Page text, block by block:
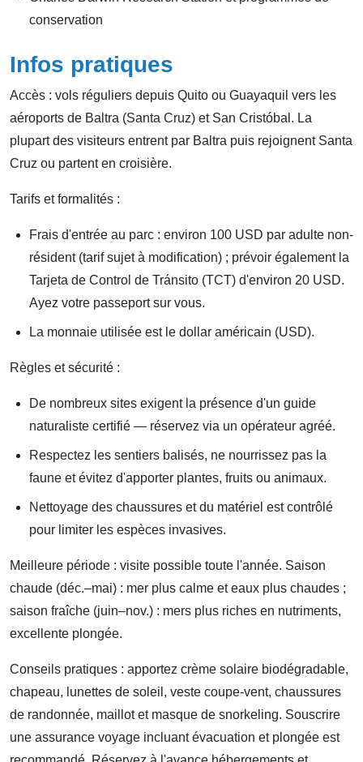
conservation
Infos pratiques
Accès : vols réguliers depuis Quito ou Guayaquil vers les
aéroports de Baltra (Santa Cruz) et San Cristóbal. La
plupart des visiteurs entrent par Baltra puis rejoignent Santa
Cruz ou partent en croisière.
Tarifs et formalités :
Frais d'entrée au parc : environ 100 USD par adulte non-
résident (tarif sujet à modification) ; prévoir également la
Tarjeta de Control de Tránsito (TCT) d'environ 20 USD.
Ayez votre passeport sur vous.
La monnaie utilisée est le dollar américain (USD).
Règles et sécurité :
De nombreux sites exigent la présence d'un guide
naturaliste certifié — réservez via un opérateur agréé.
Respectez les sentiers balisés, ne nourrissez pas la
faune et évitez d'apporter plantes, fruits ou animaux.
Nettoyage des chaussures et du matériel est contrôlé
pour limiter les espèces invasives.
Meilleure période : visite possible toute l'année. Saison
chaude (déc.–mai) : mer plus calme et eaux plus chaudes ;
saison fraîche (juin–nov.) : mers plus riches en nutriments,
excellente plongée.
Conseils pratiques : apportez crème solaire biodégradable,
chapeau, lunettes de soleil, veste coupe-vent, chaussures
de randonnée, maillot et masque de snorkeling. Souscrire
une assurance voyage incluant évacuation et plongée est